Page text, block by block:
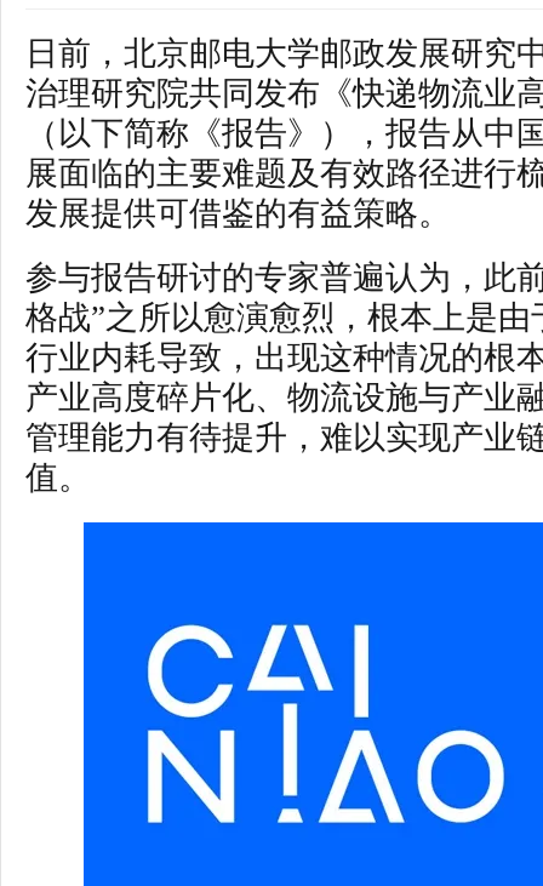
日前，北京邮电大学邮政发展研究
治理研究院共同发布《快递物流业
（以下简称《报告》），报告从中
展面临的主要难题及有效路径进行
发展提供可借鉴的有益策略。
参与报告研讨的专家普遍认为，此
格战”之所以愈演愈烈，根本上是
行业内耗导致，出现这种情况的根
产业高度碎片化、物流设施与产业
管理能力有待提升，难以实现产业
值。